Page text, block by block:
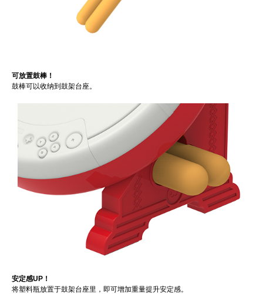
可放置鼓棒！
鼓棒可以收纳到鼓架台座。
安定感UP！
将塑料瓶放置于鼓架台座里，即可增加重量提升安定感。